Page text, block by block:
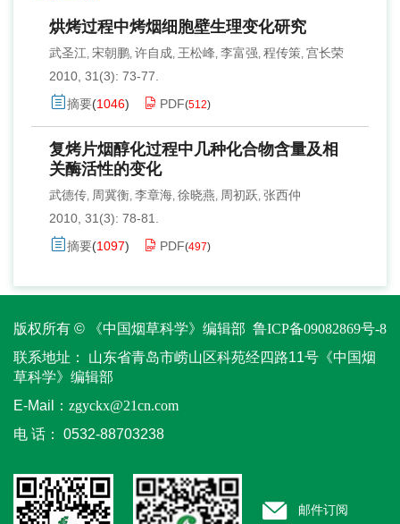
烘烤过程中烤烟细胞壁生理变化研究
武圣江, 宋朝鹏, 许自成, 王松峰, 李富强, 程传策, 宫长荣
2010, 31(3): 73-77.
摘要(1046) PDF(512)
复烤片烟醇化过程中几种化合物含量及相
关酶活性的变化
武德传, 周冀衡, 李章海, 徐晓燕, 周初跃, 张西仲
2010, 31(3): 78-81.
摘要(1097) PDF(497)
版权所有 © 《中国烟草科学》编辑部 鲁ICP备09082869号-8
联系地址：
山东省青岛市崂山区科苑经四路11号《中国烟
草科学》编辑部
E-Mail： zgyckx@21cn.com
电 话：
0532-88703238
邮件订阅